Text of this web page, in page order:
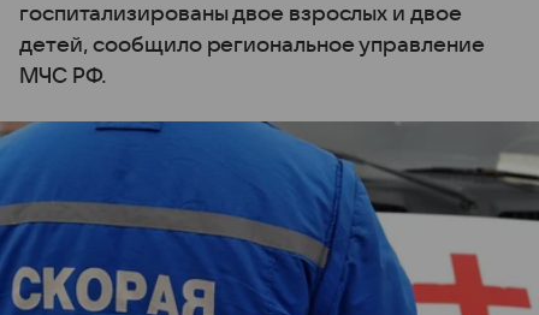
госпитализированы двое взрослых и двое
детей, сообщило региональное управление
МЧС РФ.